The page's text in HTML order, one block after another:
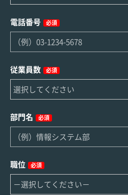
電話番号 必須
従業員数 必須
部門名 必須
職位 必須